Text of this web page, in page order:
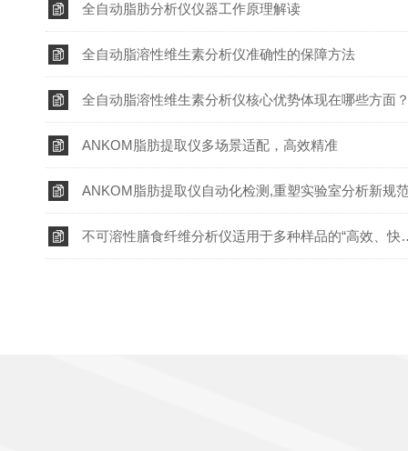
全自动脂肪分析仪仪器工作原理解读
全自动脂溶性维生素分析仪准确性的保障方法
全自动脂溶性维生素分析仪核心优势体现在哪些方面
ANKOM脂肪提取仪多场景适配，高效精准
ANKOM脂肪提取仪自动化检测,重塑实验室分析新规
不可溶性膳食纤